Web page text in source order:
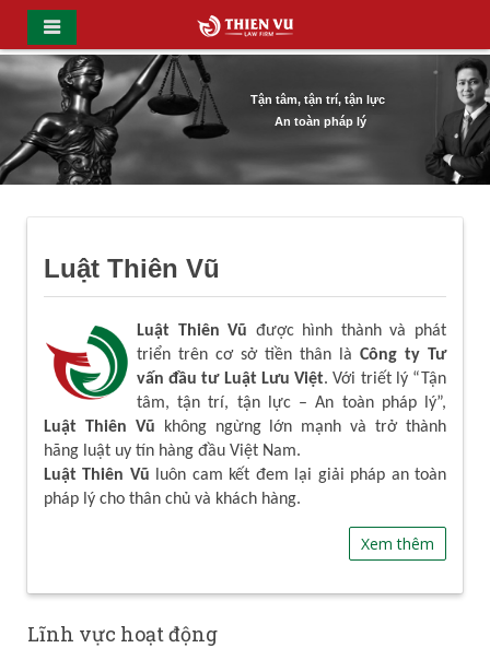
Tận tâm, tận trí, tận lực
An toàn pháp lý
Luật Thiên Vũ
Luật Thiên Vũ được hình thành và phát
triển trên cơ sở tiền thân là Công ty Tư
vấn đầu tư Luật Lưu Việt. Với triết lý “Tận
tâm, tận trí, tận lực – An toàn pháp lý”,
Luật Thiên Vũ không ngừng lớn mạnh và trở thành
hãng luật uy tín hàng đầu Việt Nam.
Luật Thiên Vũ luôn cam kết đem lại giải pháp an toàn
pháp lý cho thân chủ và khách hàng.
Xem thêm
Lĩnh vực hoạt động